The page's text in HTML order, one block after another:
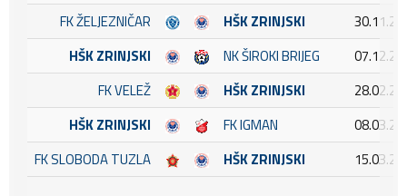
FK ŽELJEZNIČAR
HŠK ZRINJSKI
HŠK ZRINJSKI
NK ŠIROKI BRIJEG
FK VELEŽ
HŠK ZRINJSKI
HŠK ZRINJSKI
FK IGMAN
FK SLOBODA TUZLA
HŠK ZRINJSKI